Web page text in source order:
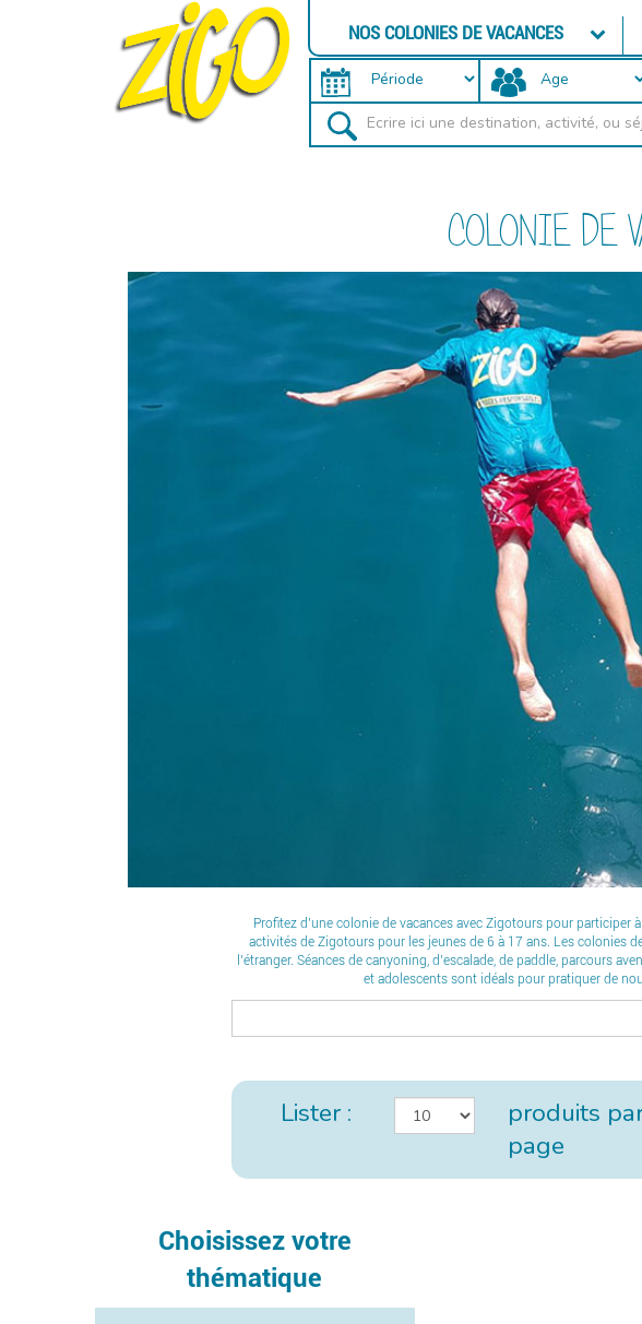
NOS COLONIES DE VACANCES
COLONIE DE
Profitez d’une colonie de vacances avec Zigotours pour
activités de Zigotours pour les jeunes de 6 à 17 ans. Les colonies
l’étranger. Séances de canyoning, d’escalade, de paddle, parcours
et adolescents sont idéals pour pratiquer de
Lister :
produits
page
Choisissez votre
thématique